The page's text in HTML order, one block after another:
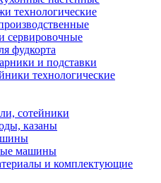
технологические
сервировочные
фудкорта
и подставки
технологические
сотейники
казаны
машины
и комплектующие